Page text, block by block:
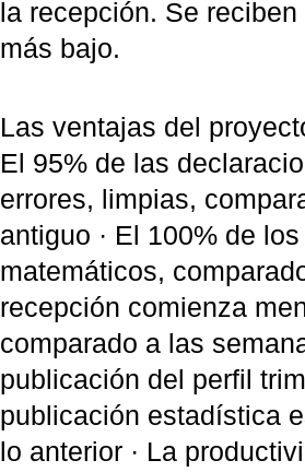
la recepción. Se
más bajo.
Las ventajas del
El 95% de las
errores, limpias,
antiguo · El 100% de
matemáticos,
recepción comienza
comparado a las
publicación del perfil
publicación estadística
lo anterior · La